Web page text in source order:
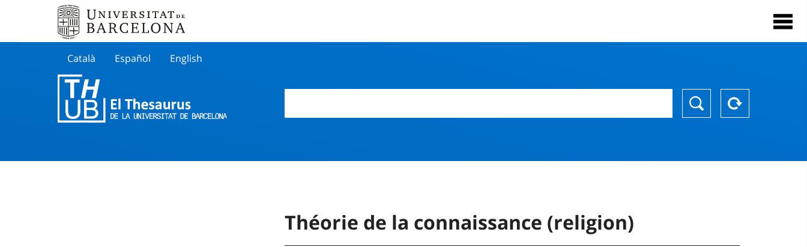
Català Español English
Théorie de la connaissance (religion)